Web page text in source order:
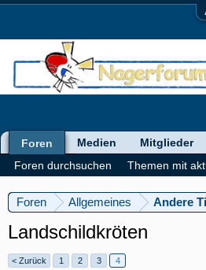
Foren Allgemeines Andere
Landschildkröten
< Zurück 1 2 3 4
Foren
Foren durchsuchen
Themen mit
Medien Mitglieder